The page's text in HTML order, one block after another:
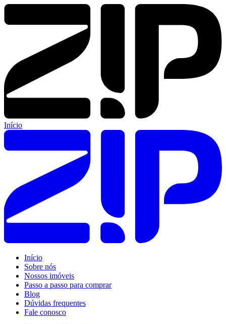
Início
Início
Sobre nós
Nossos imóveis
Passo a passo para comprar
Blog
Dúvidas frequentes
Fale conosco